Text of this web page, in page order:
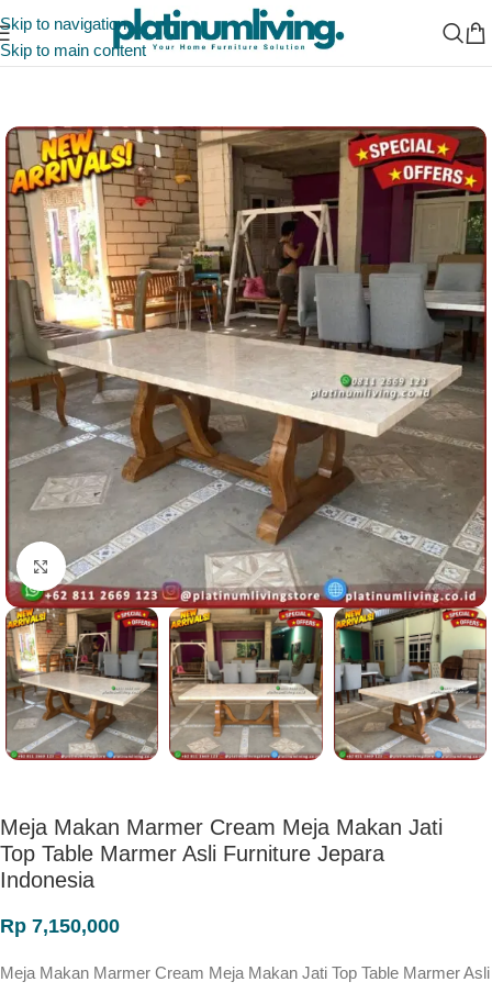
Skip to navigation
Skip to main content
Beranda/Ruang Makan
Click to enlarge
Meja Makan Marmer Cream Meja Makan Jati
Top Table Marmer Asli Furniture Jepara
Indonesia
Rp 7,150,000
Meja Makan Marmer Cream Meja Makan Jati Top Table Marmer Asli